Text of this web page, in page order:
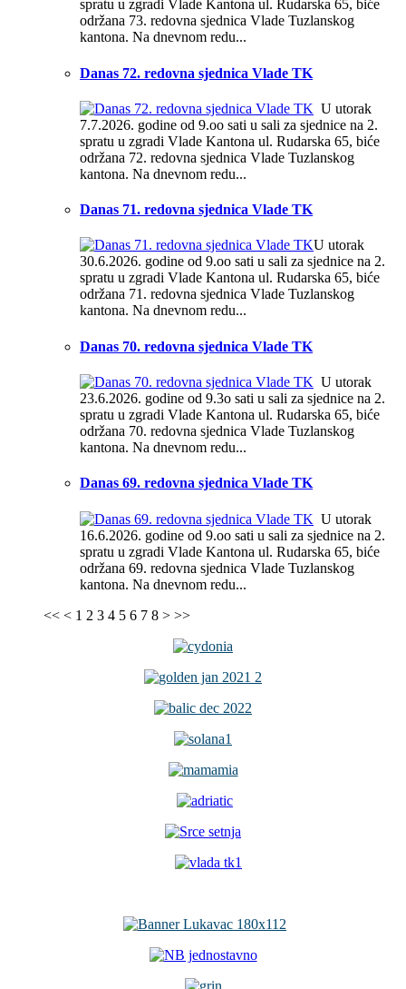
spratu u zgradi Vlade Kantona ul. Rudarska 65, biće
održana 73. redovna sjednica Vlade Tuzlanskog
kantona. Na dnevnom redu...
Danas 72. redovna sjednica Vlade TK
U utorak
7.7.2026. godine od 9.oo sati u sali za sjednice na 2.
spratu u zgradi Vlade Kantona ul. Rudarska 65, biće
održana 72. redovna sjednica Vlade Tuzlanskog
kantona. Na dnevnom redu...
Danas 71. redovna sjednica Vlade TK
U utorak
30.6.2026. godine od 9.oo sati u sali za sjednice na 2.
spratu u zgradi Vlade Kantona ul. Rudarska 65, biće
održana 71. redovna sjednica Vlade Tuzlanskog
kantona. Na dnevnom redu...
Danas 70. redovna sjednica Vlade TK
U utorak
23.6.2026. godine od 9.3o sati u sali za sjednice na 2.
spratu u zgradi Vlade Kantona ul. Rudarska 65, biće
održana 70. redovna sjednica Vlade Tuzlanskog
kantona. Na dnevnom redu...
Danas 69. redovna sjednica Vlade TK
U utorak
16.6.2026. godine od 9.oo sati u sali za sjednice na 2.
spratu u zgradi Vlade Kantona ul. Rudarska 65, biće
održana 69. redovna sjednica Vlade Tuzlanskog
kantona. Na dnevnom redu...
<< < 1 2 3 4 5 6 7 8 > >>